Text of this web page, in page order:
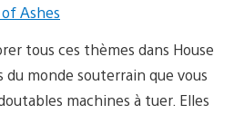
tous ces thèmes dans House
du monde souterrain que vous
machines à tuer. Elles